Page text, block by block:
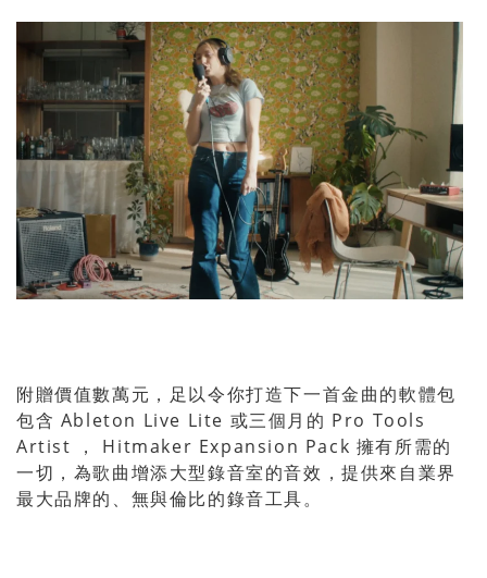
附贈價值數萬元，足以令你打造下一首金曲的軟體包
包含 Ableton Live Lite 或三個月的 Pro Tools
Artist ， Hitmaker Expansion Pack 擁有所需的
一切，為歌曲增添大型錄音室的音效，提供來自業界
最大品牌的、無與倫比的錄音工具。